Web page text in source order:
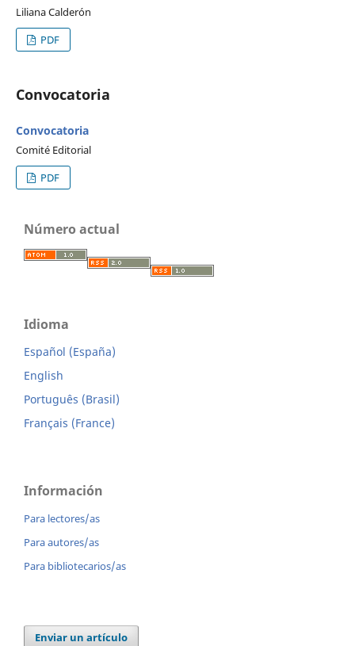
Liliana Calderón
PDF
Convocatoria
Convocatoria
Comité Editorial
PDF
Número actual
Idioma
Español (España)
English
Português (Brasil)
Français (France)
Información
Para lectores/as
Para autores/as
Para bibliotecarios/as
Enviar un artículo